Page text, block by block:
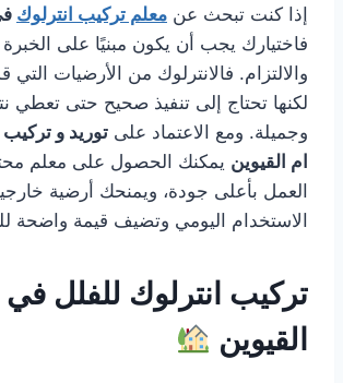
إذا كنت تبحث عن معلم تركيب انترلوك
فاختيارك يجب أن يكون مبنيًا على الخبرة
والالتزام. فالانترلوك من الأرضيات التي
لكنها تحتاج إلى تنفيذ صحيح حتى تعطي
وجميلة. ومع الاعتماد على توريد و تركيب
ام القيوين يمكنك الحصول على معلم
العمل بأعلى جودة، ويمنحك أرضية
الاستخدام اليومي وتضيف قيمة واضحة
تركيب انترلوك للفلل في
القيوين